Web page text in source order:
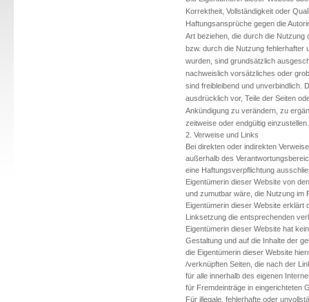
Korrektheit, Vollständigkeit oder
Haftungsansprüche gegen die
Art beziehen, die durch die Nutzung
bzw. durch die Nutzung fehlerhafter
wurden, sind grundsätzlich
nachweislich vorsätzliches oder
sind freibleibend und unverbindlich.
ausdrücklich vor, Teile der Seiten
Ankündigung zu verändern, zu
zeitweise oder endgültig einzustellen.
2. Verweise und Links
Bei direkten oder indirekten
außerhalb des
eine Haftungsverpflichtung
Eigentümerin dieser Website von
und zumutbar wäre, die Nutzung im
Eigentümerin dieser Website
Linksetzung die entsprechenden
Eigentümerin dieser Website hat
Gestaltung und auf die Inhalte der
die Eigentümerin dieser Website
/verknüpften Seiten, die nach der
für alle innerhalb des eigenen
für Fremdeinträge in eingerichteten
Für illegale, fehlerhafte oder